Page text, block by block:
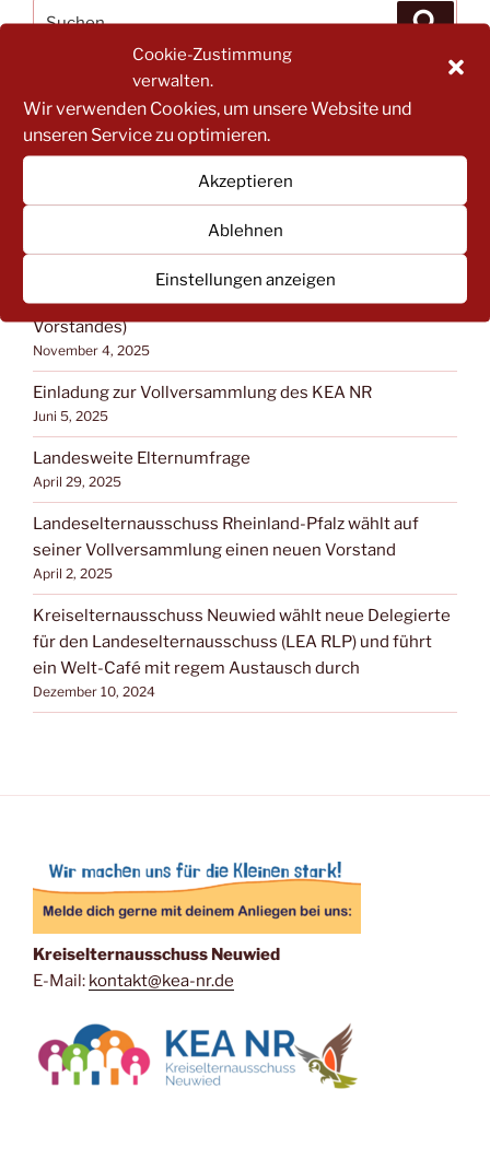
Cookie-Zustimmung
verwalten.
Wir verwenden Cookies, um unsere Website und
unseren Service zu optimieren.
Akzeptieren
Ablehnen
Einstellungen anzeigen
NACH BEITRAGSKATEGORIEN FILTERN:
NACH
BEITRAGSKATEGORIEN
FILTERN:
Save the Date: KEA-Vollversammlung (Neuwahl des
Vorstandes)
November 4, 2025
Einladung zur Vollversammlung des KEA NR
Juni 5, 2025
Landesweite Elternumfrage
April 29, 2025
Landeselternausschuss Rheinland-Pfalz wählt auf
seiner Vollversammlung einen neuen Vorstand
April 2, 2025
Kreiselternausschuss Neuwied wählt neue Delegierte
für den Landeselternausschuss (LEA RLP) und führt
ein Welt-Café mit regem Austausch durch
Dezember 10, 2024
Kreiselternausschuss Neuwied
E-Mail: kontakt@kea-nr.de